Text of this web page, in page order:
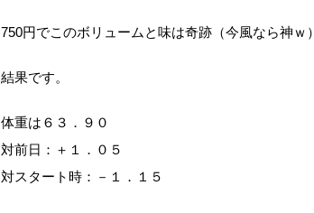
750円でこのボリュームと味は奇跡（今風なら神ｗ）
結果です。
体重は６３．９０
対前日：＋１．０５
対スタート時：－１．１５